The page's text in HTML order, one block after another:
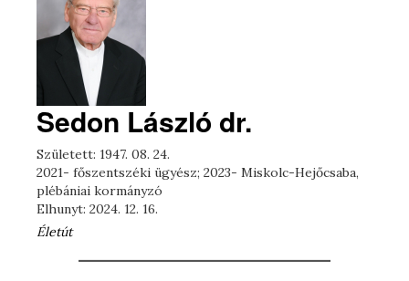
Sedon László dr.
Született: 1947. 08. 24.
2021- főszentszéki ügyész; 2023- Miskolc-Hejőcsaba,
plébániai kormányzó
Elhunyt: 2024. 12. 16.
Életút